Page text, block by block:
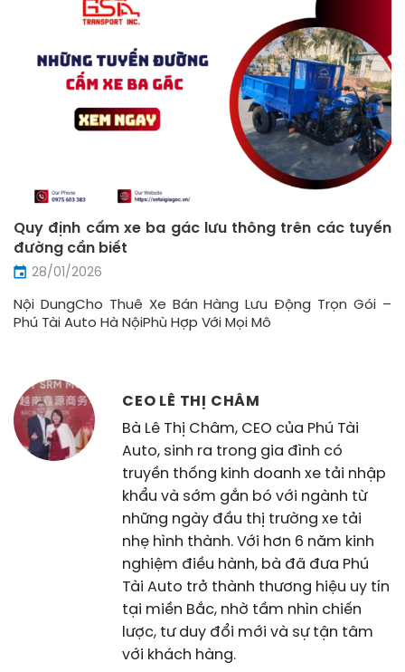
Quy định cấm xe ba gác lưu thông trên các tuyến
đường cần biết
28/01/2026
Nội DungCho Thuê Xe Bán Hàng Lưu Động Trọn Gói –
Phú Tài Auto Hà NộiPhù Hợp Với Mọi Mô
CEO LÊ THỊ CHÂM
Bà Lê Thị Châm, CEO của Phú Tài
Auto, sinh ra trong gia đình có
truyền thống kinh doanh xe tải nhập
khẩu và sớm gắn bó với ngành từ
những ngày đầu thị trường xe tải
nhẹ hình thành. Với hơn 6 năm kinh
nghiệm điều hành, bà đã đưa Phú
Tài Auto trở thành thương hiệu uy tín
tại miền Bắc, nhờ tầm nhìn chiến
lược, tư duy đổi mới và sự tận tâm
với khách hàng.